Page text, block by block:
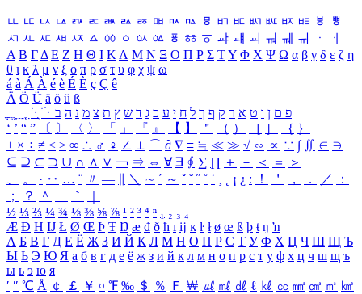
ㅥ ㅦ ㅧ ㅨ ㅩ ㅪ ㅫ ㅬ ㅭ ㅮ ㅯ ㅰ ㅱ ㅲ ㅳ ㅴ ㅵ ㅶ ㅷ ㅸ
ㅹ
ㅺ ㅻ ㅼ ㅽ ㅾ ㅿ ㆀ ㆁ ㆂ ㆃ ㆄ ㆅ ㆆ ㆇ ㆈ ㆉ ㆊ ㆋ ㆌ ㆍ
ㆎ
Α Β ΓΔ Ε Ζ Η Θ Ι ΚΛ Μ Ν Ξ Ο Π Ρ Σ ΤΥ Φ Χ Ψ Ω α β γ δ ε ζ η
θ ι κ λ μ ν ξ ο π ρ σ τ υ φ χ ψ ω
á à Á À é è É È ç Ç ê
Ä Ö Ü ä ö ü ß
ִֶֹ ֻּ ׁׂ פ ם ן ו ט א ר ק ף ך ל ח י ע כ ג ד ש ץ ת צ מ נ ה ב
‘ ’ “ ” 〔 〕 〈 〉 「 」 『 』 【 】 ＂ （ ） ［ ］ ｛ ｝
± × ÷ ≠ ≤ ≥ ∞ ∴ ♂ ♀ ∠ ⊥ ⌒ ∂ ∇ ≡ ≒ ≪ ≫ √ ∽ ∝ ∵ ∫ ∬ ∈ ∋
⊆ ⊇ ⊂ ⊃ ∪ ∩ ∧ ∨ ￢ ⇒ ⇔ ∀ ∃ ∮ ∑ ∏ ＋ － ＜ ＝
＞
、
。 · ‥ … ¨ 〃 ― ＼ ∼ ´ ～ ˇ ˘ ˝ ˚ ˙ ¸ ¡ ¿ ː ！ ＇ ， ． ／
：
；
？ ＾ ｀
½ ⅓ ⅔ ¼ ¾ ⅛ ⅜ ⅝ ⅞ ¹ ² ³ ⁴ ⁿ ₁ ₂ ₃ ₄
Æ Ð Ħ Ĳ Ł Ø Œ Þ Ŧ Ŋ æ đ ð ħ ı ĳ ĸ ŀ ł ø œ ß þ ŧ ŋ ŉ
А Б В Г Д Е Ё Ж З И Й К Л М Н О П Р С Т У Ф Х Ц Ч Ш Щ Ъ
Ы Ь Э Ю Я а б в г д е ё ж з и й к л м н о п р с т у ф х ц ч ш щ ъ
ы ь э ю я
′ ″ ℃ Å ￠ ￡ ￥ ¤ ℉ ‰ ＄ ％ Ｆ ￦ ㎕ ㎖ ㎗ ℓ ㎘ ㏄ ㎣ ㎤ ㎥ ㎦